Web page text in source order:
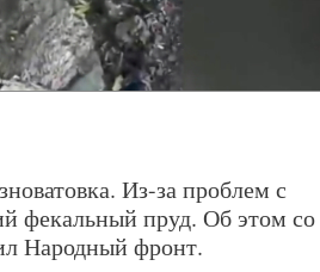
Из-за проблем с
фекальный пруд. Об этом со
Народный фронт.